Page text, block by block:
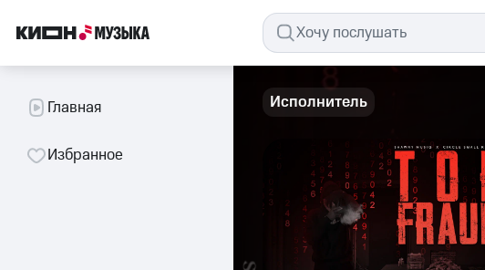
Главная
Избранное
Исполнитель